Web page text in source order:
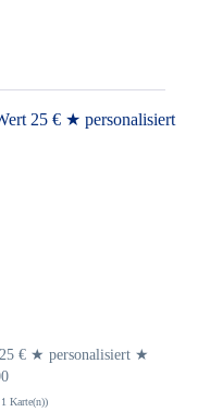
€ ★ personalisiert ★
Karte(n))